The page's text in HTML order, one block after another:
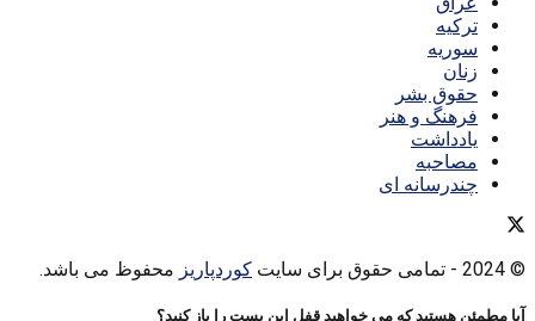
ترکیه
سوریه
زنان
حقوق بشر
فرهنگ و هنر
یادداشت
مصاحبه
چندرسانه ای
© 2024 - تمامی حقوق برای سایت کوردپاریز محفوظ می باشد.
آیا مطمئن هستید که می خواهید قفل این پست را باز کنید؟